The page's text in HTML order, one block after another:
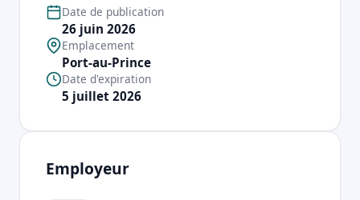
Date de publication
26 juin 2026
Emplacement
Port-au-Prince
Date d'expiration
5 juillet 2026
Employeur